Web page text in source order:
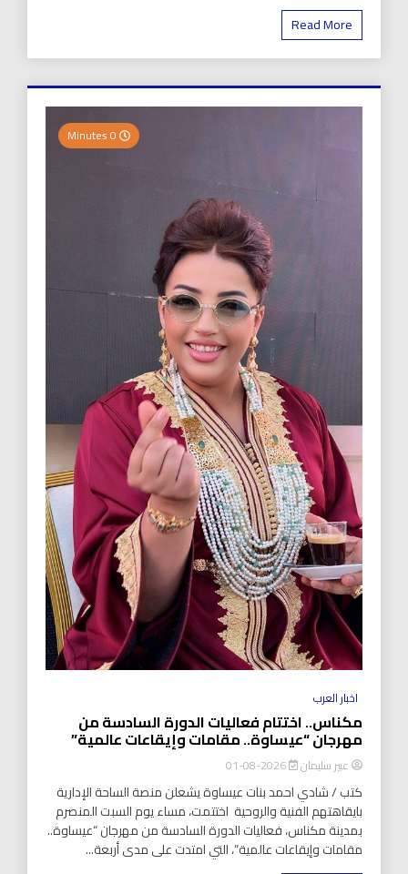
Read More
اخبار العرب
مكناس.. اختتام فعاليات الدورة السادسة من
مهرجان “عيساوة.. مقامات وإيقاعات عالمية”
عبير سليمان 2026-08-01
كتب / شادي احمد بنات عيساوة يشعلن منصة الساحة الإدارية
بايقاهتهم الفنية والروحية اختتمت، مساء يوم السبت المنصرم
بمدينة مكناس، فعاليات الدورة السادسة من مهرجان “عيساوة..
مقامات وإيقاعات عالمية”، التي امتدت على مدى أربعة...